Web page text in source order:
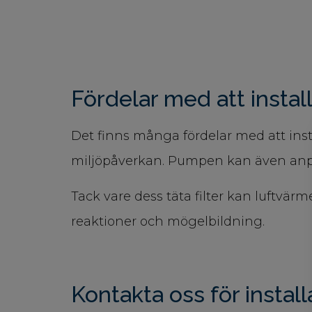
Fördelar med att
Det finns många fördelar med att
miljöpåverkan. Pumpen kan även
Tack vare dess täta filter kan
reaktioner och mögelbildning.
Kontakta oss för